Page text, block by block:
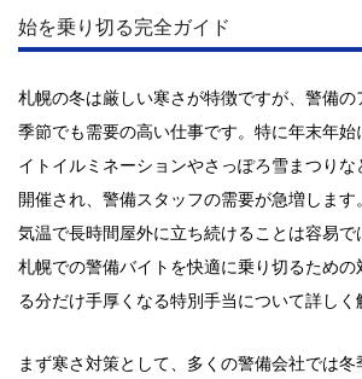
始を乗り切る完全ガイド
札幌の冬は厳しい寒さが特徴ですが、警備の
季節でも需要の高い仕事です。特に年末年始
イトイルミネーションやさっぽろ雪まつり
開催され、警備スタッフの需要が急増しま
気温で長時間屋外に立ち続けることは容易
札幌での警備バイトを快適に乗り切るための
る分だけ手厚くなる特別手当について詳しく
まず寒さ対策として、多くの警備会社では